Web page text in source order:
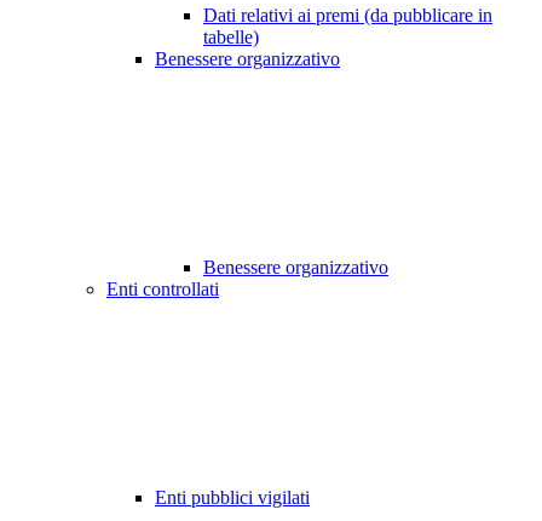
Dati relativi ai premi (da pubblicare in
tabelle)
Benessere organizzativo
Benessere organizzativo
Enti controllati
Enti pubblici vigilati